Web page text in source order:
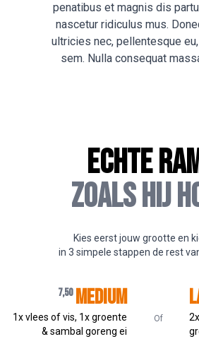
penatibus et magnis dis
nascetur ridiculus mus.
ultricies nec, pellentesque
sem. Nulla consequat
ECHTE
ZOALS HIJ
7,50 Medium
1x vlees of vis, 1x groente
& sambal goreng ei
Kies eerst jouw grootte en
in 3 simpele stappen de rest
Of